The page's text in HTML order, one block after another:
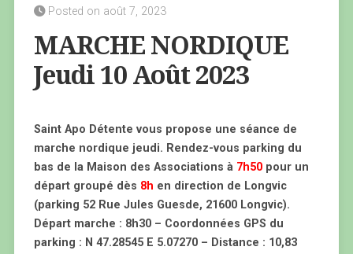
Posted on août 7, 2023
MARCHE NORDIQUE
Jeudi 10 Août 2023
Saint Apo Détente vous propose une séance de
marche nordique jeudi. Rendez-vous parking du
bas de la Maison des Associations à 7h50pour un
départ groupé dès 8h en direction de Longvic
(parking 52 Rue Jules Guesde, 21600 Longvic).
Départ marche : 8h30 – Coordonnées GPS du
parking : N 47.28545 E 5.07270 – Distance : 10,83